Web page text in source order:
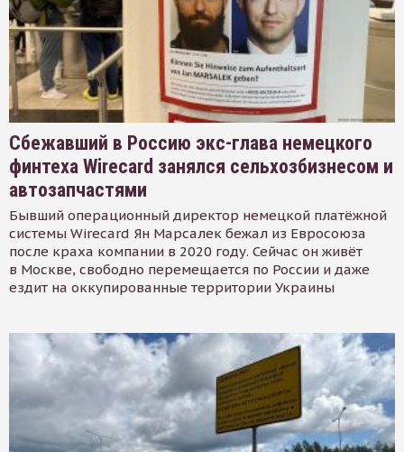
Сбежавший в Россию экс-глава немецкого
финтеха Wirecard занялся сельхозбизнесом и
автозапчастями
Бывший операционный директор немецкой платёжной
системы Wirecard Ян Марсалек бежал из Евросоюза
после краха компании в 2020 году. Сейчас он живёт
в Москве, свободно перемещается по России и даже
ездит на оккупированные территории Украины